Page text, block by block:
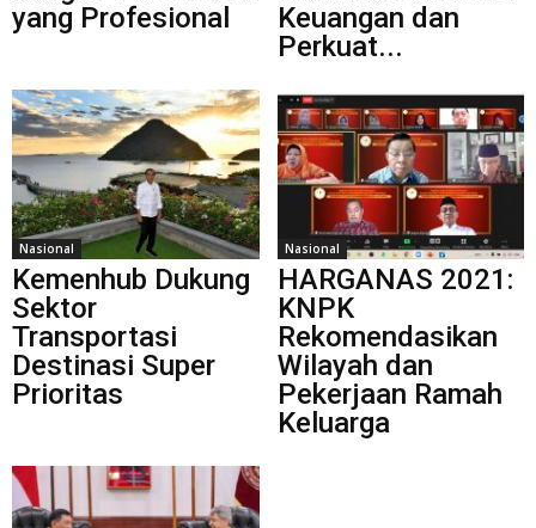
yang Profesional
Keuangan dan
Perkuat...
Nasional
Kemenhub Dukung
Sektor
Transportasi
Destinasi Super
Prioritas
Nasional
HARGANAS 2021:
KNPK
Rekomendasikan
Wilayah dan
Pekerjaan Ramah
Keluarga